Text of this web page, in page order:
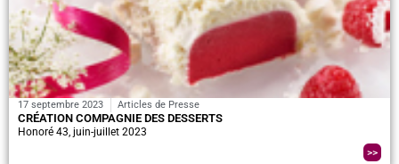
17 septembre 2023 Articles de Presse
CRÉATION COMPAGNIE DES DESSERTS
Honoré 43, juin-juillet 2023
>>